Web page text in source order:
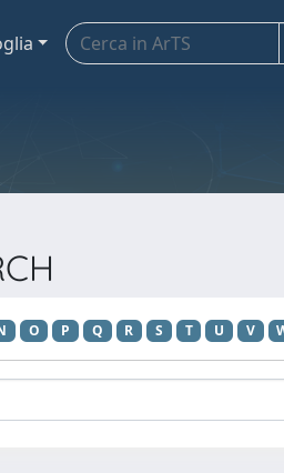
O P Q R S T U V